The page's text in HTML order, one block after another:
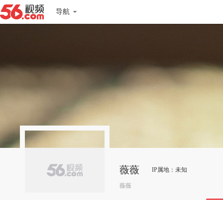
导航
薇薇 IP属地：未知
薇薇